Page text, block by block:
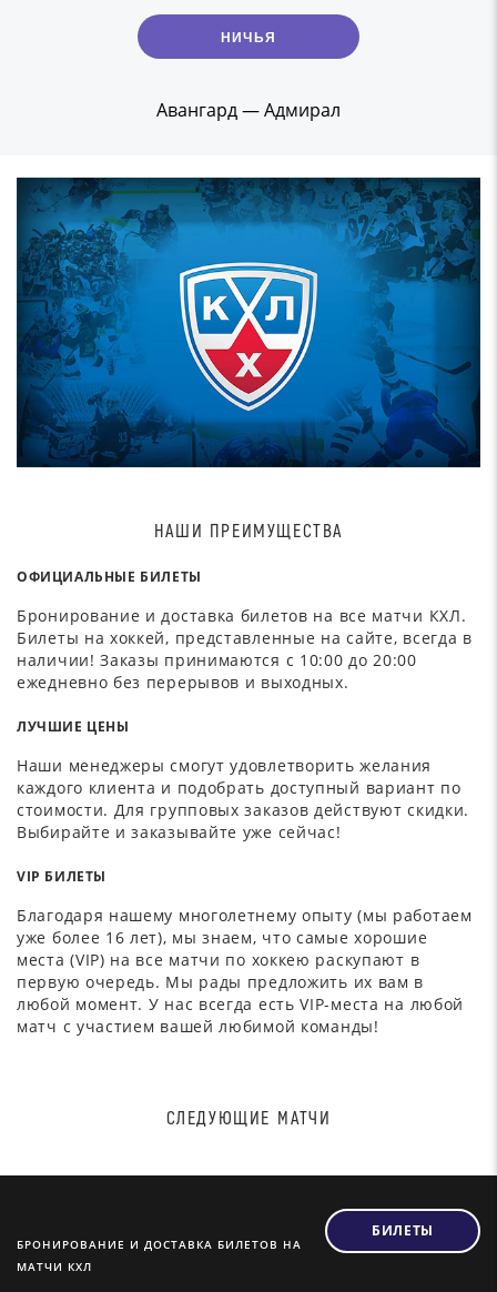
НИЧЬЯ
Aвангаpд — Адмирал
НАШИ ПРЕИМУЩЕСТВА
ОФИЦИАЛЬНЫЕ БИЛЕТЫ
Бронирование и доставка билетов на все матчи КХЛ.
Билеты на хоккей, представленные на сайте, всегда в
наличии! Заказы принимаются с 10:00 до 20:00
ежедневно без перерывов и выходных.
ЛУЧШИЕ ЦЕНЫ
Наши менеджеры смогут удовлетворить желания
каждого клиента и подобрать доступный вариант по
стоимости. Для групповых заказов действуют скидки.
Выбирайте и заказывайте уже сейчас!
VIP БИЛЕТЫ
Благодаря нашему многолетнему опыту (мы работаем
уже более 16 лет), мы знаем, что самые хорошие
места (VIP) на все матчи по хоккею раскупают в
первую очередь. Мы рады предложить их вам в
любой момент. У нас всегда есть VIP-места на любой
матч с участием вашей любимой команды!
СЛЕДУЮЩИЕ МАТЧИ
БРОНИРОВАНИЕ И ДОСТАВКА БИЛЕТОВ НА
МАТЧИ КХЛ
БИЛЕТЫ